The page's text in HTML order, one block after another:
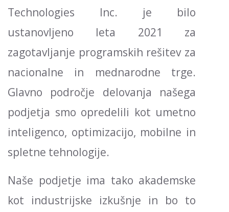
Technologies Inc. je bilo
ustanovljeno leta 2021 za
zagotavljanje programskih rešitev za
nacionalne in mednarodne trge.
Glavno področje delovanja našega
podjetja smo opredelili kot umetno
inteligenco, optimizacijo, mobilne in
spletne tehnologije.
Naše podjetje ima tako akademske
kot industrijske izkušnje in bo to